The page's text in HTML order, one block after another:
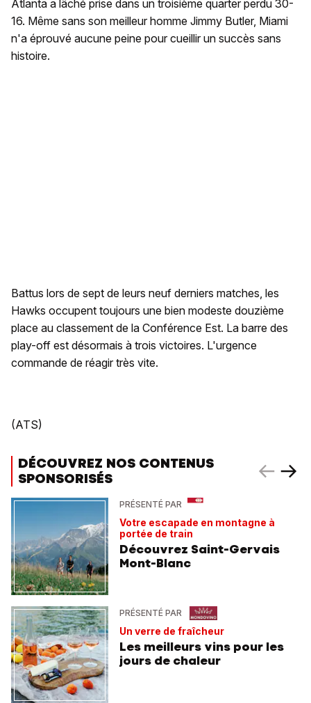
Atlanta a lâché prise dans un troisième quarter perdu 30-
16. Même sans son meilleur homme Jimmy Butler, Miami
n'a éprouvé aucune peine pour cueillir un succès sans
histoire.
Battus lors de sept de leurs neuf derniers matches, les
Hawks occupent toujours une bien modeste douzième
place au classement de la Conférence Est. La barre des
play-off est désormais à trois victoires. L'urgence
commande de réagir très vite.
(ATS)
DÉCOUVREZ NOS CONTENUS
SPONSORISÉS
PRÉSENTÉ PAR
Votre escapade en montagne à
portée de train
Découvrez Saint-Gervais
Mont-Blanc
PRÉSENTÉ PAR
Un verre de fraîcheur
Les meilleurs vins pour les
jours de chaleur